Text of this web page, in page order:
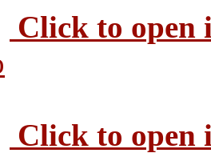
Click to open
Click to open